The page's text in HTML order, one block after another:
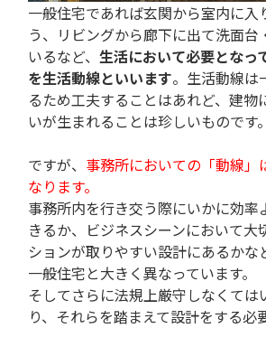
一般住宅であれば玄関から室内に入
う、リビングから廊下に出て洗面台
いるなど、 生活において必要となっ
を生活動線といいます。生活動線は
るため工夫することはあれど、建物
いが生まれることは珍しいものです。
ですが、 事務所においての「動線」
なります。
事務所内を行き交う際にいかに効率
きるか、ビジネスシーンにおいて大
ションが取りやすい設計にあるかな
一般住宅と大きく異なっています。
そしてさらに法規上厳守しなくては
り、それらを踏まえて設計をする必